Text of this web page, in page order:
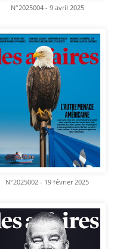
N°2025004 - 9 avril 2025
N°2025002 - 19 février 2025